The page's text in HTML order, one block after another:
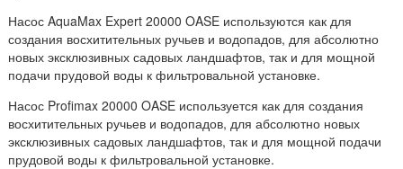
Насос AquaMax Expert 20000 OASE используются как для
создания восхитительных ручьев и водопадов, для абсолютно
новых эксклюзивных садовых ландшафтов, так и для мощной
подачи прудовой воды к фильтровальной установке.
Насос Profimax 20000 OASE используется как для создания
восхитительных ручьев и водопадов, для абсолютно новых
эксклюзивных садовых ландшафтов, так и для мощной подачи
прудовой воды к фильтровальной установке.